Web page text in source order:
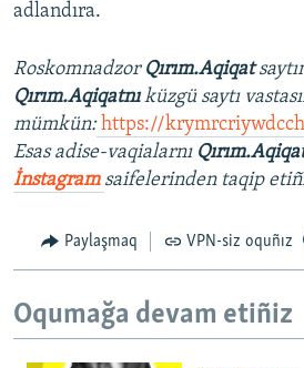
adlandıra.
Roskomnadzor Qırım.Aqiqat
Qırım.Aqiqatnıküzgü saytı
mümkün: https://
Esas adise-vaqialarnı
İnstagram saifelerinden taqip
Paylaşmaq VPN-siz oquñız
Oqumağa devam etiñiz